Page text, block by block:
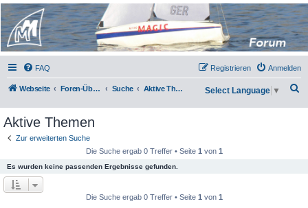
Micro Magic Forum
Deutschland
FAQ Anmelden
Registrieren
Webseite Foren-Übersicht Suche Aktive Themen Select Language ▼
Aktive Themen
Zur erweiterten Suche
Die Suche ergab 0 Treffer • Seite 1 von 1
Es wurden keine passenden Ergebnisse gefunden.
Die Suche ergab 0 Treffer • Seite 1 von 1